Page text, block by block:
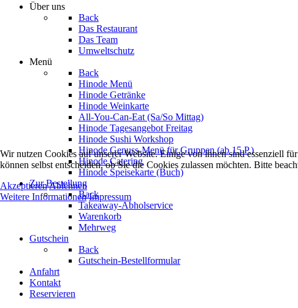
Über uns
Back
Das Restaurant
Das Team
Umweltschutz
Menü
Back
Hinode Menü
Hinode Getränke
Hinode Weinkarte
All-You-Can-Eat (Sa/So Mittag)
Hinode Tagesangebot Freitag
Hinode Sushi Workshop
Hinode Genuss-Menü für Gruppen (ab 15 P.)
Hinode Catering
Hinode Speisekarte (Buch)
Zur Bestellung
Back
Takeaway-Abholservice
Warenkorb
Mehrweg
Gutschein
Back
Gutschein-Bestellformular
Anfahrt
Kontakt
Reservieren
Wir nutzen Cookies auf unserer Website. Einige von ihnen sind essenziell
können selbst entscheiden, ob Sie die Cookies zulassen möchten. Bitte
AkzeptierenAblehnen
Weitere Informationen Impressum